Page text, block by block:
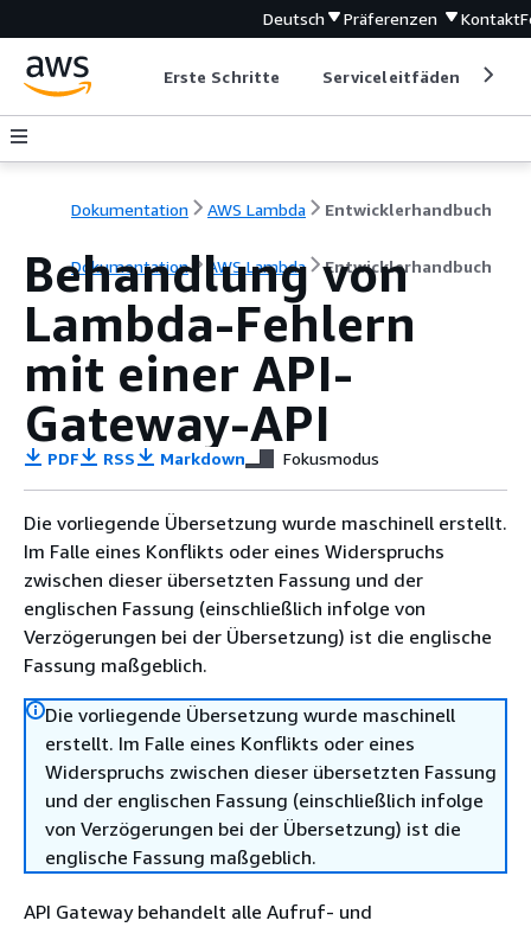
Deutsch Präferenzen Kontakt
Erste Schritte Serviceleitfäden
Dokumentation AWS Lambda Entwicklerhandbuch
Dokumentation AWS Lambda Entwicklerhandbuch
Behandlung von
Lambda-Fehlern
mit einer API-
Gateway-API
PDF RSS Markdown Fokusmodus
Die vorliegende Übersetzung wurde maschinell erstellt.
Im Falle eines Konflikts oder eines Widerspruchs
zwischen dieser übersetzten Fassung und der
englischen Fassung (einschließlich infolge von
Verzögerungen bei der Übersetzung) ist die englische
Fassung maßgeblich.
Die vorliegende Übersetzung wurde maschinell
erstellt. Im Falle eines Konflikts oder eines
Widerspruchs zwischen dieser übersetzten Fassung
und der englischen Fassung (einschließlich infolge
von Verzögerungen bei der Übersetzung) ist die
englische Fassung maßgeblich.
API Gateway behandelt alle Aufruf- und